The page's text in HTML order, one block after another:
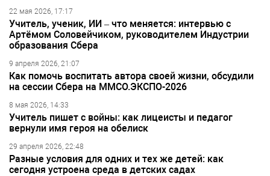
22 мая 2026, 17:17
Учитель, ученик, ИИ – что меняется: интервью с
Артёмом Соловейчиком, руководителем Индустрии
образования Сбера
9 апреля 2026, 21:07
Как помочь воспитать автора своей жизни, обсудили
на сессии Сбера на ММСО.ЭКСПО-2026
8 мая 2026, 14:33
Учитель пишет с войны: как лицеисты и педагог
вернули имя героя на обелиск
29 апреля 2026, 22:48
Разные условия для одних и тех же детей: как
сегодня устроена среда в детских садах